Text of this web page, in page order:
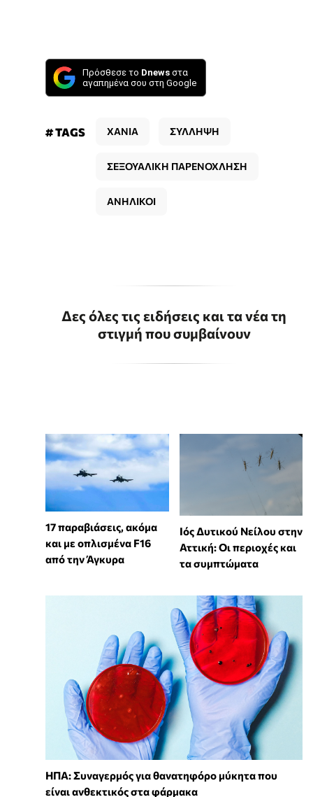
Πρόσθεσε το Dnews στα
αγαπημένα σου στη Google
# TAGS ΧΑΝΙΑ ΣΥΛΛΗΨΗ
ΣΕΞΟΥΑΛΙΚΗ ΠΑΡΕΝΟΧΛΗΣΗ
ΑΝΗΛΙΚΟΙ
Δες όλες τις ειδήσεις και τα νέα τη
στιγμή που συμβαίνουν
17 παραβιάσεις, ακόμα
και με οπλισμένα F16
από την Άγκυρα
Ιός Δυτικού Νείλου στην
Αττική: Οι περιοχές και
τα συμπτώματα
ΗΠΑ: Συναγερμός για θανατηφόρο μύκητα που
είναι ανθεκτικός στα φάρμακα